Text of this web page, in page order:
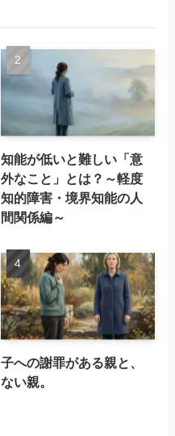
知能が低いと難しい「意
外なこと」とは？～軽度
知的障害・境界知能の人
間関係編～
子への謝罪がある親と、
ない親。